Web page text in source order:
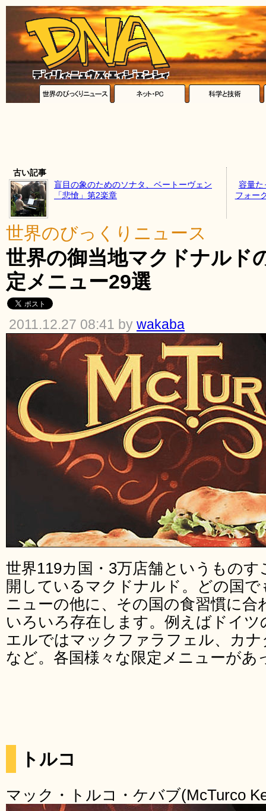
古い記事
盲目の象のためのソナタ、ベートーヴェン
「悲愴」第2楽章
容量た
フォー
世界のびっくりニュース
世界の御当地マクドナルド
定メニュー29選
2011.12.27 08:41 by wakaba
世界119カ国・3万店舗というもの
開しているマクドナルド。どの国
ニューの他に、その国の食習慣に合
いろいろ存在します。例えばドイ
エルではマックファラフェル、カ
など。各国様々な限定メニューがあ
トルコ
マック・トルコ・ケバブ(McTurco